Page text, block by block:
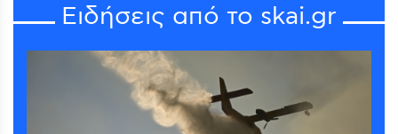
Ειδήσεις από το skai.gr